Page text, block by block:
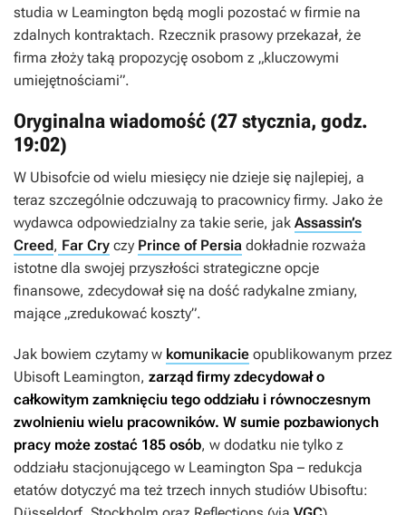
studia w Leamington będą mogli pozostać w firmie na
zdalnych kontraktach. Rzecznik prasowy przekazał, że
firma złoży taką propozycję osobom z „kluczowymi
umiejętnościami”.
Oryginalna wiadomość (27 stycznia, godz.
19:02)
W Ubisofcie od wielu miesięcy nie dzieje się najlepiej, a
teraz szczególnie odczuwają to pracownicy firmy. Jako że
wydawca odpowiedzialny za takie serie, jak Assassin’s
Creed, Far Cry czy Prince of Persia dokładnie rozważa
istotne dla swojej przyszłości strategiczne opcje
finansowe, zdecydował się na dość radykalne zmiany,
mające „zredukować koszty”.
Jak bowiem czytamy w komunikacie opublikowanym przez
Ubisoft Leamington, zarząd firmy zdecydował o
całkowitym zamknięciu tego oddziału i równoczesnym
zwolnieniu wielu pracowników. W sumie pozbawionych
pracy może zostać 185 osób, w dodatku nie tylko z
oddziału stacjonującego w Leamington Spa – redukcja
etatów dotyczyć ma też trzech innych studiów Ubisoftu: